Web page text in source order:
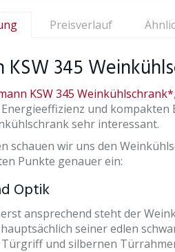
Preisverlauf
KSW 345
KSW 345 Weinkühlschrank*
und kompakten
sehr interessant.
schauen wir uns den
Punkte genauer ein:
Optik
ansprechend steht der
seiner edlen
und silbernen